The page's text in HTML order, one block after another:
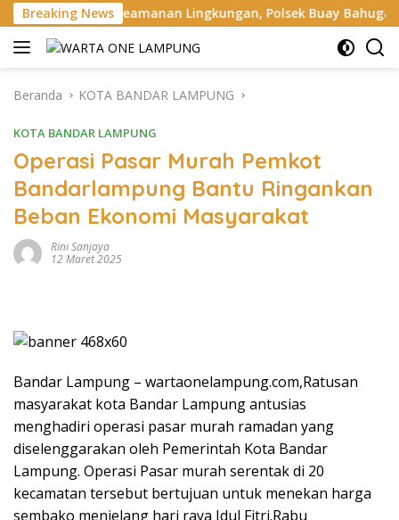
Langsung
ke
konten
Breaking News
Keamanan Lingkungan, Polsek Buay Bahuga Cek Ronda
Beranda KOTA BANDAR LAMPUNG
KOTA BANDAR LAMPUNG
Operasi Pasar Murah Pemkot
Bandarlampung Bantu Ringankan
Beban Ekonomi Masyarakat
Rini Sanjaya
12 Maret 2025
Bandar Lampung – wartaonelampung.com,Ratusan
masyarakat kota Bandar Lampung antusias
menghadiri operasi pasar murah ramadan yang
diselenggarakan oleh Pemerintah Kota Bandar
Lampung. Operasi Pasar murah serentak di 20
kecamatan tersebut bertujuan untuk menekan harga
sembako menjelang hari raya Idul Fitri.Rabu